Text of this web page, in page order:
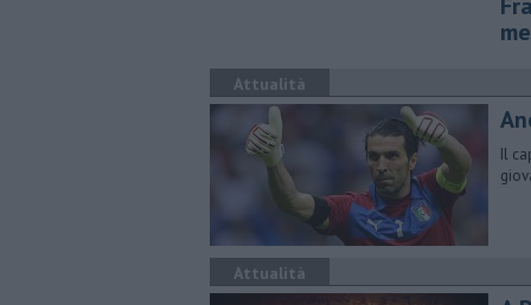
Attualità
Il
Attualità